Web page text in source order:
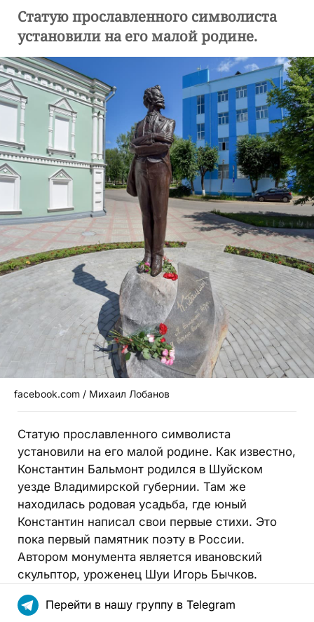
Статую прославленного символиста
установили на его малой родине.
facebook.com / Михаил Лобанов
Статую прославленного символиста
установили на его малой родине. Как известно,
Константин Бальмонт родился в Шуйском
уезде Владимирской губернии. Там же
находилась родовая усадьба, где юный
Константин написал свои первые стихи. Это
пока первый памятник поэту в России.
Автором монумента является ивановский
скульптор, уроженец Шуи Игорь Бычков.
Перейти в нашу группу в Telegram